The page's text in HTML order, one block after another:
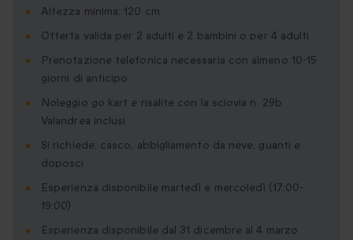
Altezza minima: 120 cm
Offerta valida per 2 adulti e 2 bambini o per 4 adulti
Prenotazione telefonica necessaria con almeno 10-15
giorni di anticipo
Noleggio go kart e risalite con la sciovia n. 29b
Valandrea inclusi
Si richiede: casco, abbigliamento da neve, guanti e
doposci
Esperienza disponibile martedì e mercoledì (17:00-
19:00)
Esperienza disponibile dal 31 dicembre al 4 marzo